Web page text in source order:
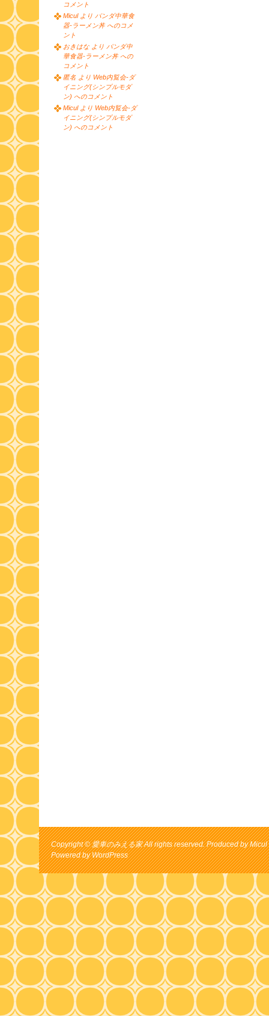
コメント
Micul より パンダ中華食
器-ラーメン丼 へのコメ
ント
おきはな より パンダ中
華食器-ラーメン丼 への
コメント
匿名 より Web内覧会-ダ
イニング(シンプルモダ
ン) へのコメント
Micul より Web内覧会-ダ
イニング(シンプルモダ
ン) へのコメント
Copyright © 愛車のみえる家 All rights reserved. Produced by Micul
Powered byWordPress